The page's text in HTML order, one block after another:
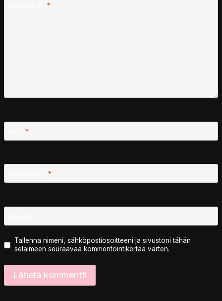
*
*
*
Tallenna nimeni, sähköpostiosoitteeni ja sivustoni tähän
selaimeen seuraavaa kommentointikertaa varten.